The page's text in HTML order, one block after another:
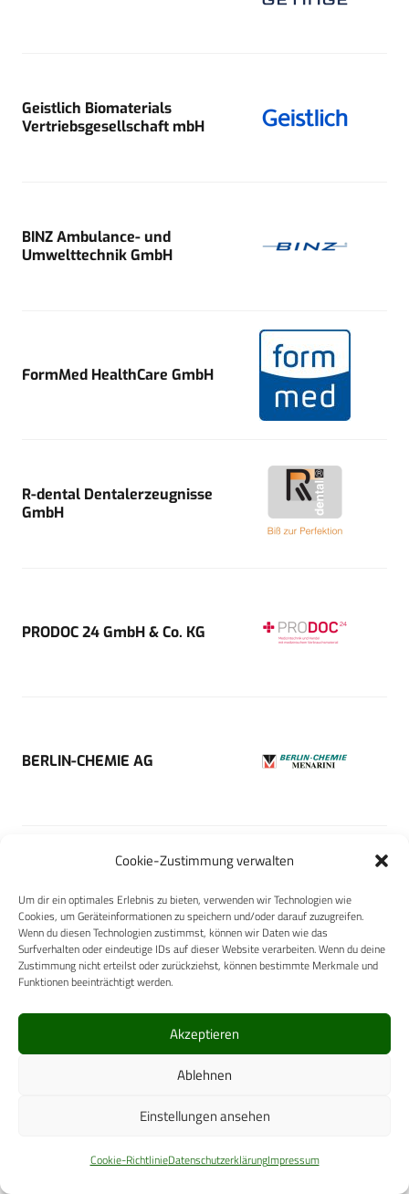
Cookie-Zustimmung verwalten
Um dir ein optimales Erlebnis zu bieten, verwenden wir Technologien wie
Cookies, um Geräteinformationen zu speichern und/oder darauf zuzugreifen.
Wenn du diesen Technologien zustimmst, können wir Daten wie das
Surfverhalten oder eindeutige IDs auf dieser Website verarbeiten. Wenn du deine
Zustimmung nicht erteilst oder zurückziehst, können bestimmte Merkmale und
Funktionen beeinträchtigt werden.
Akzeptieren
Ablehnen
Einstellungen ansehen
Cookie-RichtlinieDatenschutzerklärungImpressum
Geistlich Biomaterials
Vertriebsgesellschaft mbH
BINZ Ambulance- und
Umwelttechnik GmbH
FormMed HealthCare GmbH
R-dental Dentalerzeugnisse
GmbH
PRODOC 24 GmbH & Co. KG
BERLIN-CHEMIE AG
Chemische Fabrik Dr. Weigert